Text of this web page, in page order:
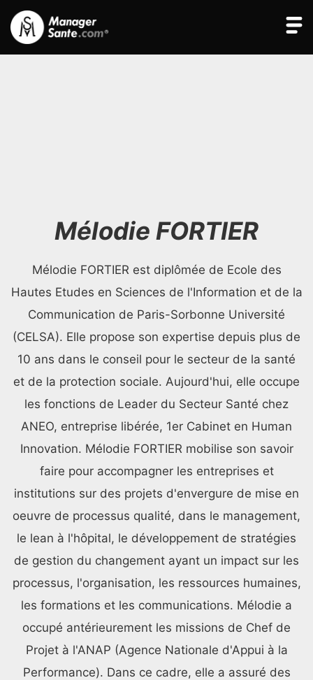
Mélodie FORTIER
Mélodie FORTIER est diplômée de Ecole des
Hautes Etudes en Sciences de l'Information et de la
Communication de Paris-Sorbonne Université
(CELSA). Elle propose son expertise depuis plus de
10 ans dans le conseil pour le secteur de la santé
et de la protection sociale. Aujourd'hui, elle occupe
les fonctions de Leader du Secteur Santé chez
ANEO, entreprise libérée, 1er Cabinet en Human
Innovation. Mélodie FORTIER mobilise son savoir
faire pour accompagner les entreprises et
institutions sur des projets d'envergure de mise en
oeuvre de processus qualité, dans le management,
le lean à l'hôpital, le développement de stratégies
de gestion du changement ayant un impact sur les
processus, l'organisation, les ressources humaines,
les formations et les communications. Mélodie a
occupé antérieurement les missions de Chef de
Projet à l'ANAP (Agence Nationale d'Appui à la
Performance). Dans ce cadre, elle a assuré des